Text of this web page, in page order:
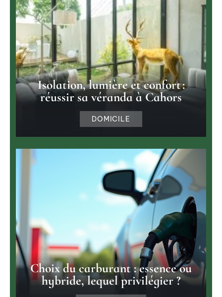
Isolation, lumière et confort :
réussir sa véranda à Cahors
DOMICILE
Choix du carburant : essence ou
hybride, lequel privilégier ?